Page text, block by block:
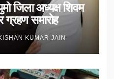
जिला अध्यक्ष शिवम
ग्रहण समारोह
KUMAR JAIN